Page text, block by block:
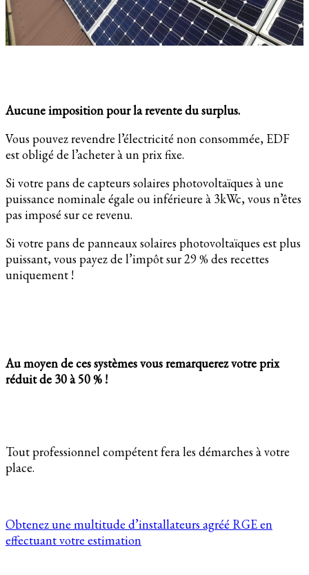
Aucune imposition pour la revente du surplus.
Vous pouvez revendre l’électricité non consommée, EDF
est obligé de l’acheter à un prix fixe.
Si votre pans de capteurs solaires photovoltaïques à une
puissance nominale égale ou inférieure à 3kWc, vous n’êtes
pas imposé sur ce revenu.
Si votre pans de panneaux solaires photovoltaïques est plus
puissant, vous payez de l’impôt sur 29 % des recettes
uniquement !
Au moyen de ces systèmes vous remarquerez votre prix
réduit de 30 à 50 % !
Tout professionnel compétent fera les démarches à votre
place.
Obtenez une multitude d’installateurs agréé RGE en
effectuant votre estimation